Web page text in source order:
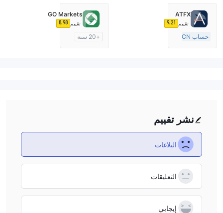
صناعة السوق (MM)
ATFX
تقييم 9.21
حساب ECN
GO Markets
تقييم 8.98
+20 سنة
نشر تقييم
البلاغات
التعليقات
إيجابي